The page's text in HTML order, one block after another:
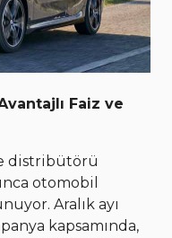
Faiz ve
distribütörü
otomobil
Aralık ayı
kapsamında,